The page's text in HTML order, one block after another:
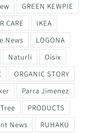
GREEN KEWPIE
CARE
IKEA
News
LOGONA
Naturli
Oisix
ORGANIC STORY
Parra Jimenez
PRODUCTS
News
RUHAKU